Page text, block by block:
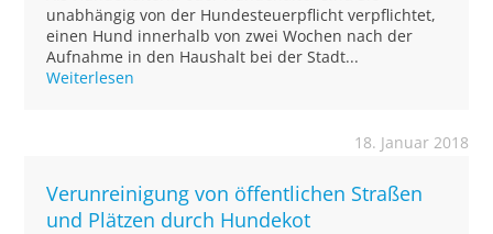
unabhängig von der Hundesteuerpflicht verpflichtet,
einen Hund innerhalb von zwei Wochen nach der
Aufnahme in den Haushalt bei der Stadt...
Weiterlesen
18. Januar 2018
Verunreinigung von öffentlichen Straßen
und Plätzen durch Hundekot